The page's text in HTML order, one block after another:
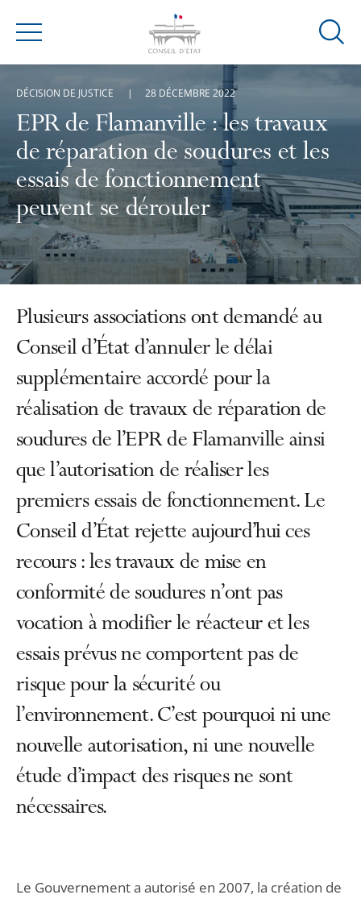
Menu
Ouvrir
EPR de Flamanville : les travaux
de réparation de soudures et les
essais de fonctionnement
peuvent se dérouler
DÉCISION DE JUSTICE 28 DÉCEMBRE 2022
Plusieurs associations ont demandé au
Conseil d’État d’annuler le délai
supplémentaire accordé pour la
réalisation de travaux de réparation de
soudures de l’EPR de Flamanville ainsi
que l’autorisation de réaliser les
premiers essais de fonctionnement. Le
Conseil d’État rejette aujourd’hui ces
recours : les travaux de mise en
conformité de soudures n’ont pas
vocation à modifier le réacteur et les
essais prévus ne comportent pas de
risque pour la sécurité ou
l’environnement. C’est pourquoi ni une
nouvelle autorisation, ni une nouvelle
étude d’impact des risques ne sont
nécessaires.
Le Gouvernement a autorisé en 2007, la création de